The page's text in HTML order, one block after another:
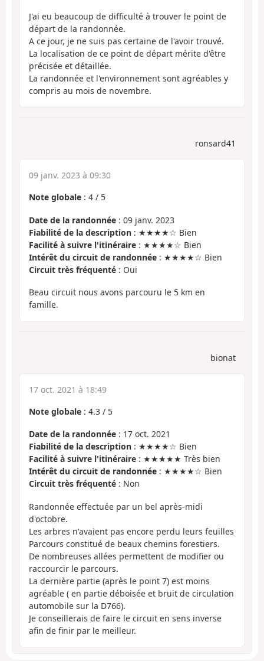
J'ai eu beaucoup de difficulté à trouver le point de
départ de la randonnée.
A ce jour, je ne suis pas certaine de l'avoir trouvé.
La localisation de ce point de départ mérite d'être
précisée et détaillée.
La randonnée et l'environnement sont agréables y
compris au mois de novembre.
ronsard41
09 janv. 2023 à 09:30
Note globale : 4 / 5
Date de la randonnée : 09 janv. 2023
Fiabilité de la description : ★★★★☆ Bien
Facilité à suivre l'itinéraire : ★★★★☆ Bien
Intérêt du circuit de randonnée : ★★★★☆ Bien
Circuit très fréquenté : Oui
Beau circuit nous avons parcouru le 5 km en
famille.
bionat
17 oct. 2021 à 18:49
Note globale : 4.3 / 5
Date de la randonnée : 17 oct. 2021
Fiabilité de la description : ★★★★☆ Bien
Facilité à suivre l'itinéraire : ★★★★★ Très bien
Intérêt du circuit de randonnée : ★★★★☆ Bien
Circuit très fréquenté : Non
Randonnée effectuée par un bel après-midi
d'octobre.
Les arbres n'avaient pas encore perdu leurs feuilles
Parcours constitué de beaux chemins forestiers.
De nombreuses allées permettent de modifier ou
raccourcir le parcours.
La dernière partie (après le point 7) est moins
agréable ( en partie déboisée et bruit de circulation
automobile sur la D766).
Je conseillerais de faire le circuit en sens inverse
afin de finir par le meilleur.